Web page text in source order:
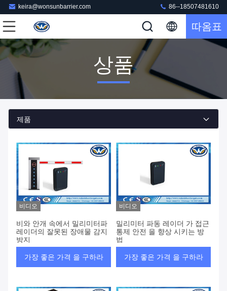
keira@wonsunbarrier.com 86--18507481610
따옴표
상품
제품
비디오
비와 안개 속에서 밀리미터파
레이더의 잘못된 장애물 감지
방지
가장 좋은 가격 을 구하라
비디오
밀리미터 파동 레이더 가 접근
통제 안전 을 향상 시키는 방
법
가장 좋은 가격 을 구하라